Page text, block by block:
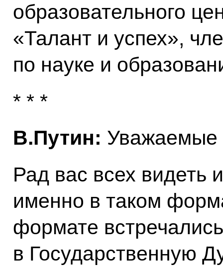
образовательного
«Талант и успех»,
по науке и
* * *
В.Путин: Уважаемые
Рад вас всех видеть
именно в таком
формате
в Государственную